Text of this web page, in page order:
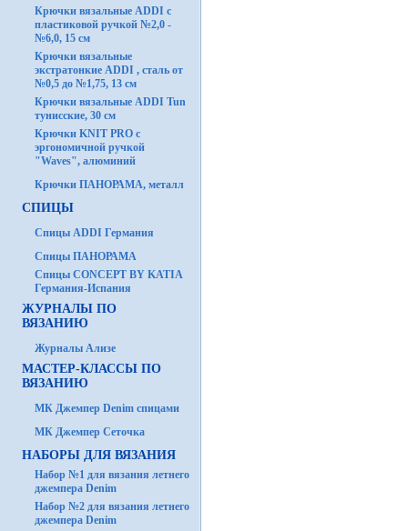
Крючки вязальные ADDI с
пластиковой ручкой №2,0 -
№6,0, 15 см
Крючки вязальные
экстратонкие ADDI , сталь от
№0,5 до №1,75, 13 см
Крючки вязальные ADDI Tun
тунисские, 30 см
Крючки KNIT PRO с
эргономичной ручкой
"Waves", алюминий
Крючки ПАНОРАМА, металл
СПИЦЫ
Спицы ADDI Германия
Спицы ПАНОРАМА
Спицы CONCEPT BY KATIA
Германия-Испания
ЖУРНАЛЫ ПО
ВЯЗАНИЮ
Журналы Ализе
МАСТЕР-КЛАССЫ ПО
ВЯЗАНИЮ
МК Джемпер Denim спицами
МК Джемпер Сеточка
НАБОРЫ ДЛЯ ВЯЗАНИЯ
Набор №1 для вязания летнего
джемпера Denim
Набор №2 для вязания летнего
джемпера Denim